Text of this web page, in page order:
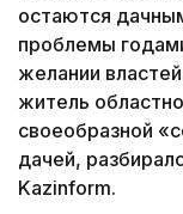
остаются
проблемы
желании
житель
своеобразной
дачей,
Kazinform.